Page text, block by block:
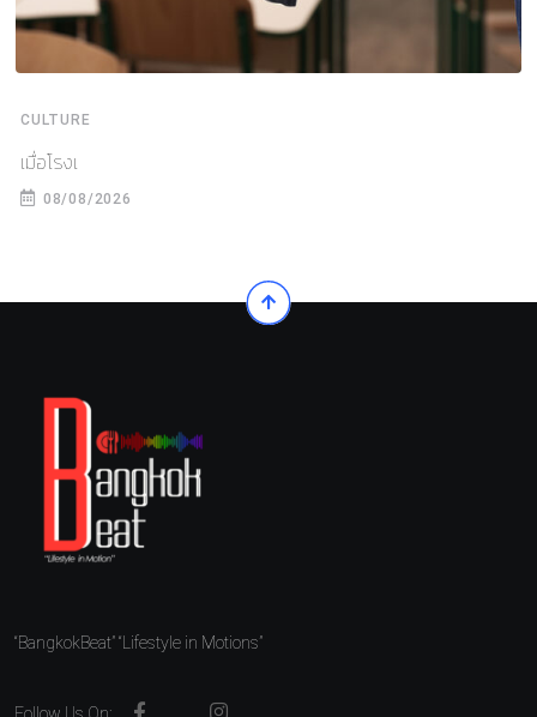
CULTURE
เมื่อโรงเ
08/08/2026
“BangkokBeat” “Lifestyle in Motions”